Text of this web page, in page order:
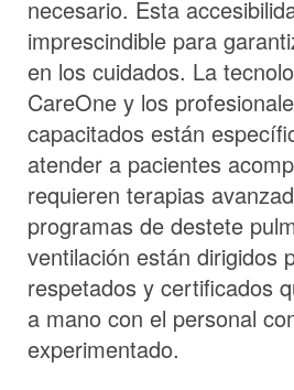
necesario. Esta
imprescindible para
en los cuidados. La
CareOne y los
capacitados están
atender a pacientes
requieren terapias
programas de destete
ventilación están dirigidos
respetados y certificados
a mano con el personal
experimentado.